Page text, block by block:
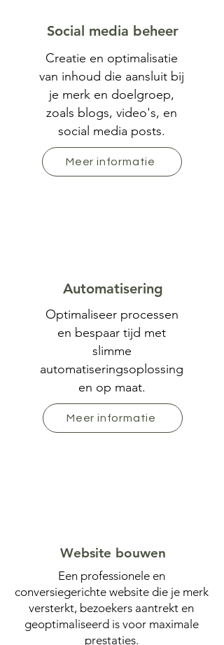
Social media beheer
Creatie en optimalisatie
van inhoud die aansluit bij
je merk en doelgroep,
zoals blogs, video's, en
social media posts.
Meer informatie
Automatisering
Optimaliseer processen
en bespaar tijd met
slimme
automatiseringsoplossing
en op maat.
Meer informatie
Website bouwen
Een professionele en
conversiegerichte website die je merk
versterkt, bezoekers aantrekt en
geoptimaliseerd is voor maximale
prestaties.